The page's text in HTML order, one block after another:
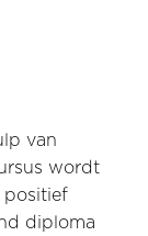
van
wordt
positief
diploma